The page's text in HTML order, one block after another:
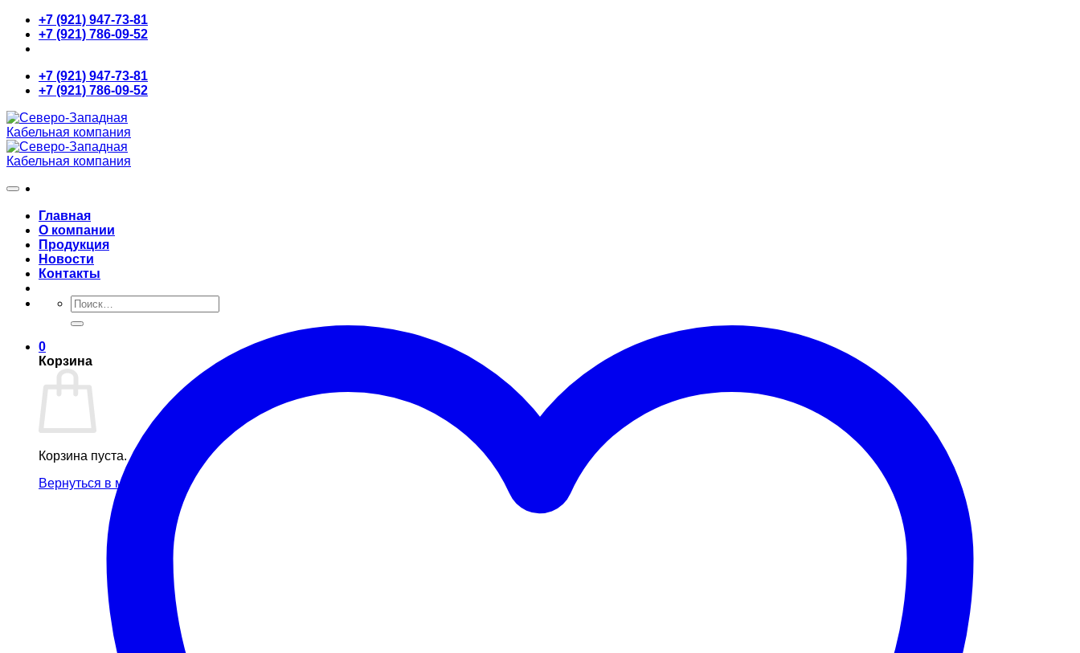
Skip
content
+7 (921) 947-73-81
+7 (921) 786-09-52
+7 (921) 947-73-81
+7 (921) 786-09-52
Главная
О компании
Продукция
Новости
Контакты
Искать:
0
Корзина
Корзина пуста.
Вернуться в магазин